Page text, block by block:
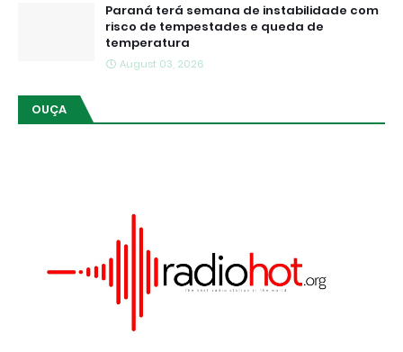
Paraná terá semana de instabilidade com
risco de tempestades e queda de
temperatura
August 03, 2026
OUÇA